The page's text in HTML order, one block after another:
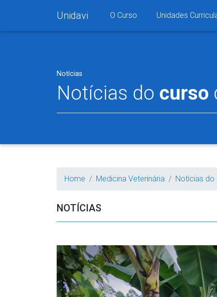
Unidavi O Curso Unidades
Notícias
Notícias do curso
Home Medicina Veterinária Notícias do
NOTÍCIAS